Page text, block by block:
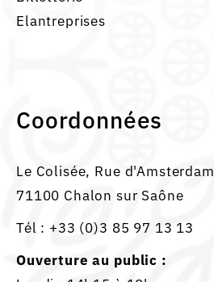
Elantreprises
Coordonnées
Le Colisée, Rue d'Amsterdam
71100 Chalon sur Saône
Tél : +33 (0)3 85 97 13 13
Ouverture au public :